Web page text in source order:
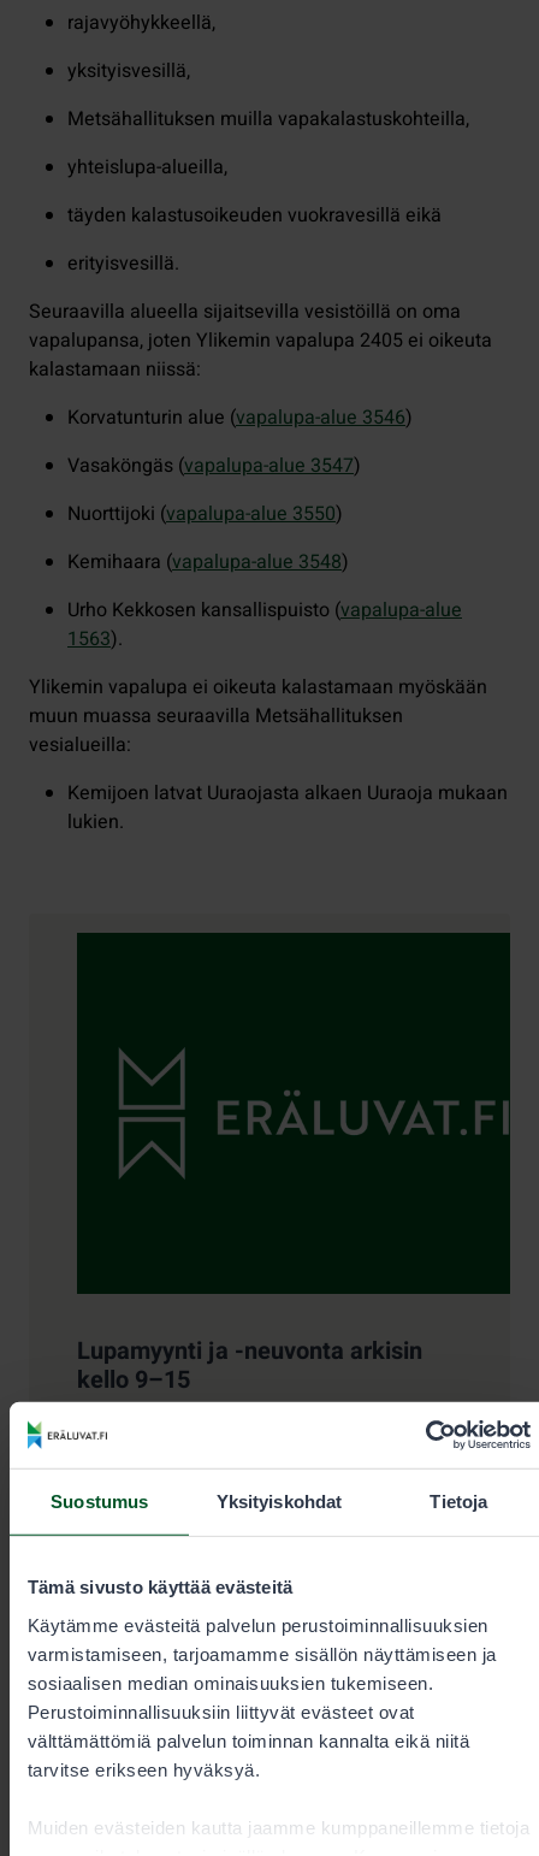
Suostumus Yksityiskohdat Tietoja
Tämä sivusto käyttää evästeitä
Käytämme evästeitä palvelun perustoiminnallisuuksien
varmistamiseen, tarjoamamme sisällön näyttämiseen ja
sosiaalisen median ominaisuuksien tukemiseen.
Perustoiminnallisuuksiin liittyvät evästeet ovat
välttämättömiä palvelun toiminnan kannalta eikä niitä
tarvitse erikseen hyväksyä.
Muiden evästeiden kautta jaamme kumppaneillemme tietoja
rajavyöhykkeellä,
yksityisvesillä,
Metsähallituksen muilla vapakalastuskohteilla,
yhteislupa-alueilla,
täyden kalastusoikeuden vuokravesillä eikä
erityisvesillä.
Seuraavilla alueella sijaitsevilla vesistöillä on oma
vapalupansa, joten Ylikemin vapalupa 2405 ei oikeuta
kalastamaan niissä:
Korvatunturin alue (vapalupa-alue 3546)
Vasaköngäs (vapalupa-alue 3547)
Nuorttijoki (vapalupa-alue 3550)
Kemihaara (vapalupa-alue 3548)
Urho Kekkosen kansallispuisto (vapalupa-alue
1563).
Ylikemin vapalupa ei oikeuta kalastamaan myöskään
muun muassa seuraavilla Metsähallituksen
vesialueilla:
Kemijoen latvat Uuraojasta alkaen Uuraoja mukaan
lukien.
Lupamyynti ja -neuvonta arkisin
kello 9–15
Puhelun hinta0,00€/min + pvm/mpm. Kiireelliset
eraluvat@metsa.fi